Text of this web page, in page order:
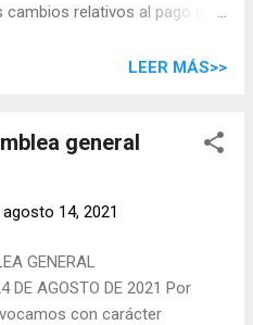
relativos al pago de
Se introducen nuevas cuotas
la modalidad de pagos
a usar el servicio todos
las matrículas de AT y RT
septiembre tendría que
+ 20 € como matrícula por el
LEER MÁS>>
general
agosto 14, 2021
GENERAL
DE AGOSTO DE 2021 Por
con carácter